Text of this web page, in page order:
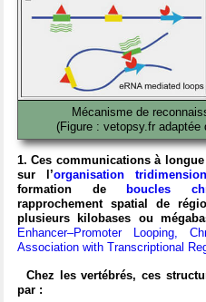
Mécanisme de
(Figure : vetopsy.fr adaptée
1. Ces communications à
sur l’organisation
formation de
boucles
rapprochement spatial de
plusieurs kilobases ou
Enhancer–Promoter Looping,
Association with Transcriptional
Chez les vertébrés, ces
par :